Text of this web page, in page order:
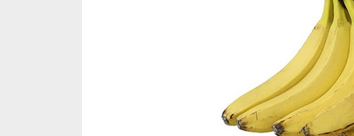
하
는
이
노
카
바
나